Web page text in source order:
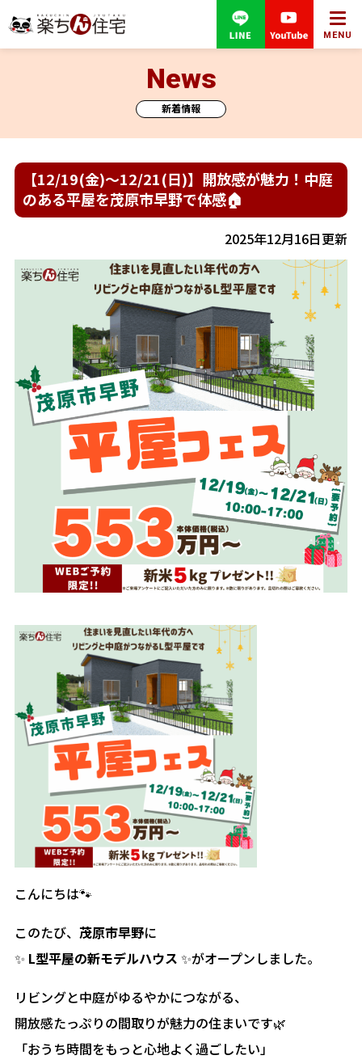
MENU
新着情報
News
【12/19(金)～12/21(日)】開放感が魅力！中庭
のある平屋を茂原市早野で体感🏠
2025年12月16日更新
こんにちは🐾
このたび、 茂原市早野に
✨ L型平屋の新モデルハウス ✨がオープンしました。
リビングと中庭がゆるやかにつながる、
開放感たっぷりの間取りが魅力の住まいです🌿
「おうち時間をもっと心地よく過ごしたい」